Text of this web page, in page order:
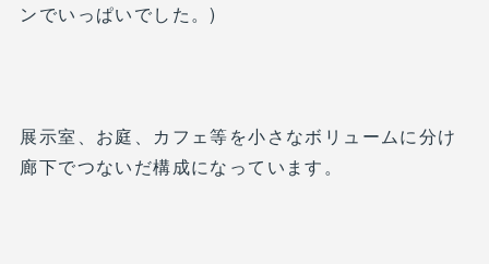
ンでいっぱいでした。)
展示室、お庭、カフェ等を小さなボリュームに分け
廊下でつないだ構成になっています。